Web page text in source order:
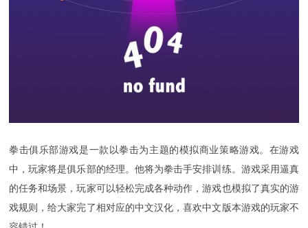
拳击俱乐部游戏是一款以拳击为主题的模拟商业策略游戏。在游戏
中，玩家将是俱乐部的经理。他将为拳击手安排训练。游戏采用逼真
的任务和场景，玩家可以轻松完成各种动作，游戏也模拟了真实的游
戏规则，给大家完了相对应的中文汉化，喜欢中文版本游戏的玩家不